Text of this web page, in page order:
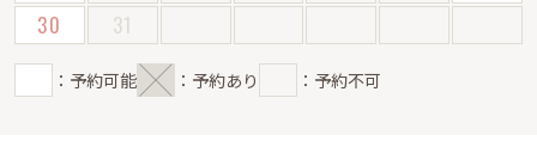
30
31
：予約可能 ：予約あり ：予約不可